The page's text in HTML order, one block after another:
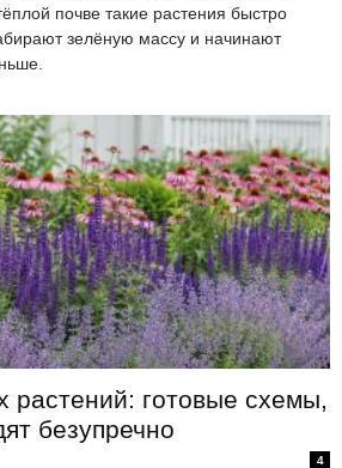
почве такие растения быстро
зелёную массу и начинают
растений: готовые схемы,
безупречно
4